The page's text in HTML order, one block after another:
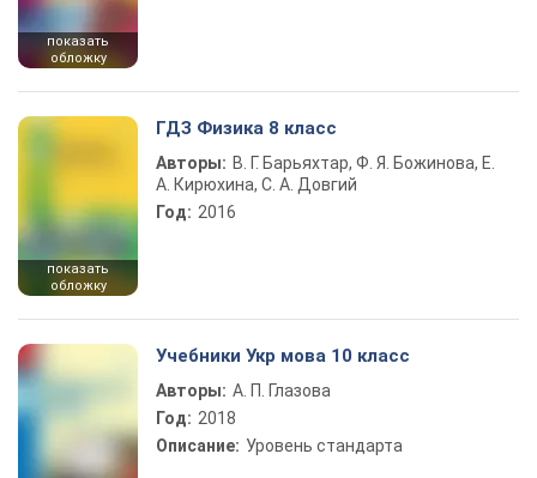
показать
обложку
показать
обложку
ГДЗ Физика 8 класс
Авторы: В. Г. Барьяхтар, Ф. Я. Божинова, Е.
А. Кирюхина, С. А. Довгий
Год: 2016
Учебники Укр мова 10 класс
Авторы: А. П. Глазова
Год: 2018
Описание: Уровень стандарта